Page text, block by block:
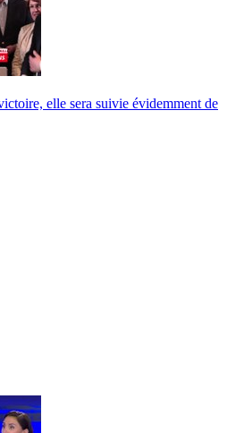
elle sera suivie évidemment de